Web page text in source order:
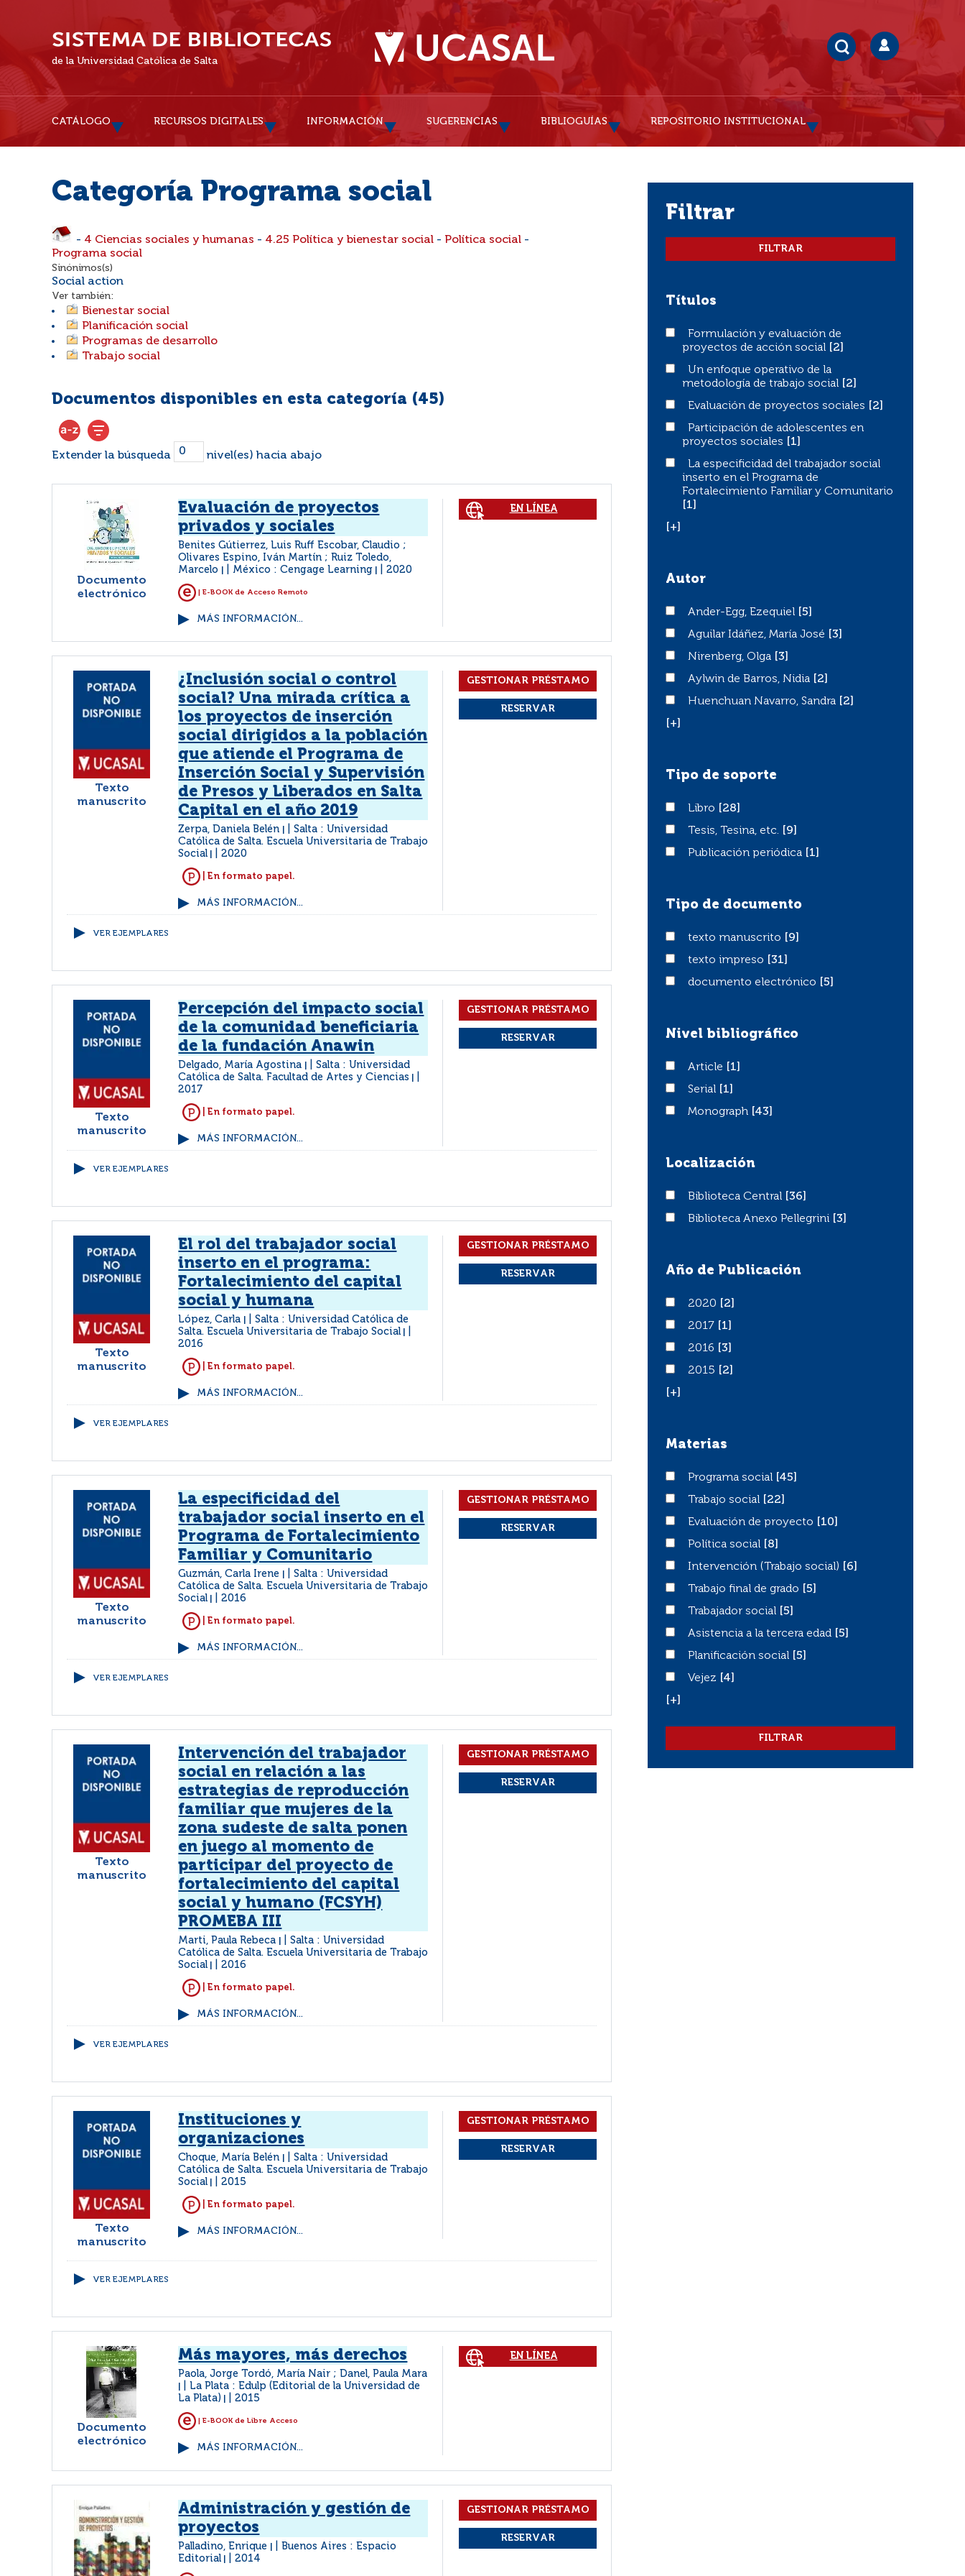
de la Universidad Católica de Salta
CATÁLOGO RECURSOS DIGITALES INFORMACIÓN SUGERENCIAS BIBLIOGUÍAS REPOSITORIO INSTITUCIONAL
Categoría Programa social
- 4 Ciencias sociales y humanas - 4.25 Política y bienestar social - Política social -
Programa social
Sinónimos(s)
Social action
Ver también:
Bienestar social
Planificación social
Programas de desarrollo
Trabajo social
Documentos disponibles en esta categoría (45)
Extender la búsqueda nivel(es) hacia abajo
Documento
electrónico
Evaluación de proyectos
privados y sociales
Benites Gútierrez, Luis Ruff Escobar, Claudio ;
Olivares Espino, Iván Martín ; Ruiz Toledo,
Marcelo
México : Cengage Learning 2020
| E-BOOK de Acceso Remoto
MÁS INFORMACIÓN...
EN LÍNEA
Texto
manuscrito
¿Inclusión social o control
social? Una mirada crítica a
los proyectos de inserción
social dirigidos a la población
que atiende el Programa de
Inserción Social y Supervisión
de Presos y Liberados en Salta
Capital en el año 2019
Zerpa, Daniela Belén
Salta : Universidad
Católica de Salta. Escuela Universitaria de Trabajo
Social
2020
| En formato papel.
MÁS INFORMACIÓN...
VER EJEMPLARES
Texto
manuscrito
Percepción del impacto social
de la comunidad beneficiaria
de la fundación Anawin
Delgado, María Agostina
Salta : Universidad
Católica de Salta. Facultad de Artes y Ciencias
2017
| En formato papel.
MÁS INFORMACIÓN...
VER EJEMPLARES
Texto
manuscrito
El rol del trabajador social
inserto en el programa:
Fortalecimiento del capital
social y humana
López, Carla
Salta : Universidad Católica de
Salta. Escuela Universitaria de Trabajo Social
2016
| En formato papel.
MÁS INFORMACIÓN...
VER EJEMPLARES
Texto
manuscrito
La especificidad del
trabajador social inserto en el
Programa de Fortalecimiento
Familiar y Comunitario
Guzmán, Carla Irene
Salta : Universidad
Católica de Salta. Escuela Universitaria de Trabajo
Social
2016
| En formato papel.
MÁS INFORMACIÓN...
VER EJEMPLARES
Texto
manuscrito
Intervención del trabajador
social en relación a las
estrategias de reproducción
familiar que mujeres de la
zona sudeste de salta ponen
en juego al momento de
participar del proyecto de
fortalecimiento del capital
social y humano (FCSYH)
PROMEBA III
Marti, Paula Rebeca
Salta : Universidad
Católica de Salta. Escuela Universitaria de Trabajo
Social
2016
| En formato papel.
MÁS INFORMACIÓN...
VER EJEMPLARES
Texto
manuscrito
Instituciones y
organizaciones
Choque, María Belén
Salta : Universidad
Católica de Salta. Escuela Universitaria de Trabajo
Social
2015
| En formato papel.
MÁS INFORMACIÓN...
VER EJEMPLARES
Documento
electrónico
Más mayores, más derechos
Paola, Jorge Tordó, María Nair ; Danel, Paula Mara
La Plata : Edulp (Editorial de la Universidad de
La Plata)
2015
| E-BOOK de Libre Acceso
MÁS INFORMACIÓN...
EN LÍNEA
Administración y gestión de
proyectos
Palladino, Enrique
Buenos Aires : Espacio
Editorial
2014
filtrar
Títulos
Formulación y evaluación de proyectos de acción social
Formulación y evaluación de
proyectos de acción social
[2]
Un enfoque operativo de la metodología de trabajo
Un enfoque operativo de la
metodología de trabajo social
[2]
Evaluación de proyectos sociales
Evaluación de proyectos sociales
[2]
Participación de adolescentes en proyectos sociales
Participación de adolescentes en
proyectos sociales
[1]
La especificidad del trabajador social inserto en el
La especificidad del trabajador social
inserto en el Programa de
Fortalecimiento Familiar y Comunitario
[1]
[+]
Autor
Ander-Egg, Ezequiel
Ander-Egg, Ezequiel
[5]
Aguilar Idáñez, María José
Aguilar Idáñez, María José
[3]
Nirenberg, Olga
Nirenberg, Olga
[3]
Aylwin de Barros, Nidia
Aylwin de Barros, Nidia
[2]
Huenchuan Navarro, Sandra
Huenchuan Navarro, Sandra
[2]
[+]
Tipo de soporte
LibroLibro
[28]
Tesis, Tesina, etc.
Tesis, Tesina, etc.
[9]
Publicación periódica
Publicación periódica [1]
Tipo de documento
texto manuscrito
texto manuscrito
[9]
texto impreso
texto impreso
[31]
documento electrónico
documento electrónico [5]
Nivel bibliográfico
ArticleArticle
[1]
SerialSerial
[1]
Monograph
Monograph [43]
Localización
Biblioteca Central
Biblioteca Central
[36]
Biblioteca Anexo Pellegrini
Biblioteca Anexo Pellegrini [3]
Año de Publicación
20202020
[2]
20172017
[1]
20162016
[3]
20152015
[2]
[+]
Materias
Programa social
Programa social
[45]
Trabajo social
Trabajo social
[22]
Evaluación de proyecto
Evaluación de proyecto
[10]
Política social
Política social
[8]
Intervención (Trabajo social)
Intervención (Trabajo social)
[6]
Trabajo final de grado
Trabajo final de grado
[5]
Trabajador social
Trabajador social
[5]
Asistencia a la tercera edad
Asistencia a la tercera edad
[5]
Planificación social
Planificación social
[5]
VejezVejez
[4]
[+]